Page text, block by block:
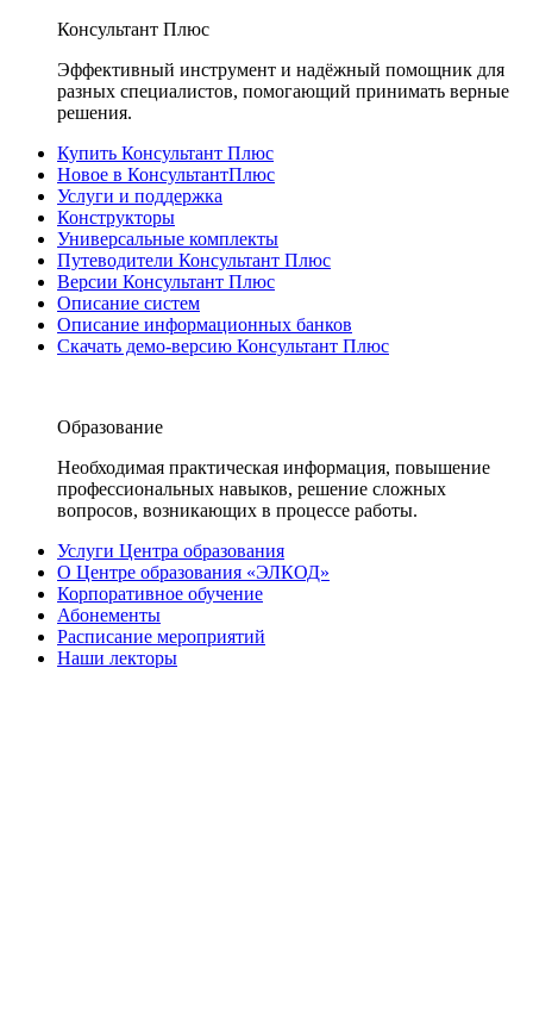
Консультант Плюс
Эффективный инструмент и надёжный помощник для
разных специалистов, помогающий принимать верные
решения.
Купить Консультант Плюс
Новое в КонсультантПлюс
Услуги и поддержка
Конструкторы
Универсальные комплекты
Путеводители Консультант Плюс
Версии Консультант Плюс
Описание систем
Описание информационных банков
Скачать демо-версию Консультант Плюс
Образование
Необходимая практическая информация, повышение
профессиональных навыков, решение сложных
вопросов, возникающих в процессе работы.
Услуги Центра образования
О Центре образования «ЭЛКОД»
Корпоративное обучение
Абонементы
Расписание мероприятий
Наши лекторы